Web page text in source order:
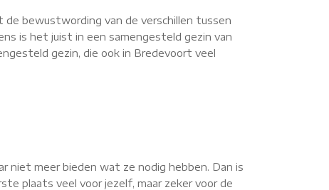
bewustwording van de verschillen tussen
is het juist in een samengesteld gezin van
gezin, die ook in Bredevoort veel
niet meer bieden wat ze nodig hebben. Dan is
plaats veel voor jezelf, maar zeker voor de